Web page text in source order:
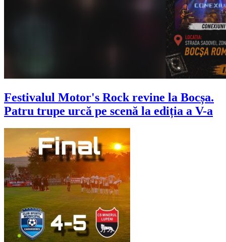
Festivalul Motor's Rock revine la Bocșa.
Patru trupe urcă pe scenă la ediția a V-a